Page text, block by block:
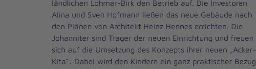
ländlichen Lohmar-Birk den Betrieb auf. Die Investoren
Alina und Sven Hofmann ließen das neue Gebäude nach
den Plänen von Architekt Heinz Hennes errichten. Die
Johanniter sind Träger der neuen Einrichtung und freuen
sich auf die Umsetzung des Konzepts ihrer neuen „Acker-
Kita“: Dabei wird den Kindern ein ganz praktischer Bezug